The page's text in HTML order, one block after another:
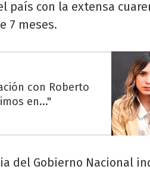
país con la extensa
7 meses.
con Roberto
en..."
del Gobierno Nacional